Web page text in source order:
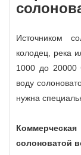
Источником
колодец, река
1000 до 20000
воду
нужна
солоноватой